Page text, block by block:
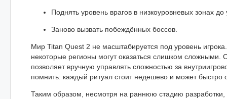
Поднять уровень врагов в низкоуровневых зонах до
Заново вызвать побеждённых боссов.
Мир Titan Quest 2 не масштабируется под уровень игрока.
некоторые регионы могут оказаться слишком сложными.
позволяет вручную управлять сложностью за
помнить: каждый ритуал стоит недешево и может быстро
Таким образом, несмотря на раннюю стадию